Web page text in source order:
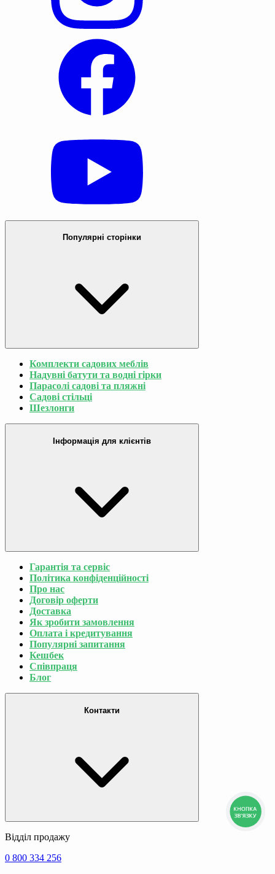
Популярні сторінки
Комплекти садових меблів
Надувні батути та водні гірки
Парасолі садові та пляжні
Садові стільці
Шезлонги
Інформація для клієнтів
Гарантія та сервіс
Політика конфіденційності
Про нас
Договір оферти
Доставка
Як зробити замовлення
Оплата і кредитування
Популярні запитання
Кешбек
Співпраця
Блог
Контакти
Відділ продажу
0 800 334 256
КНОПКА
ЗВ'ЯЗКУ